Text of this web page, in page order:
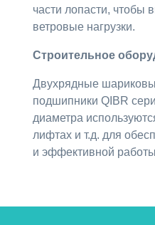
части лопасти, чтобы
ветровые нагрузки.
Строительное
Двухрядные
подшипники QIBR
диаметра
лифтах и т.д. для
и эффективной